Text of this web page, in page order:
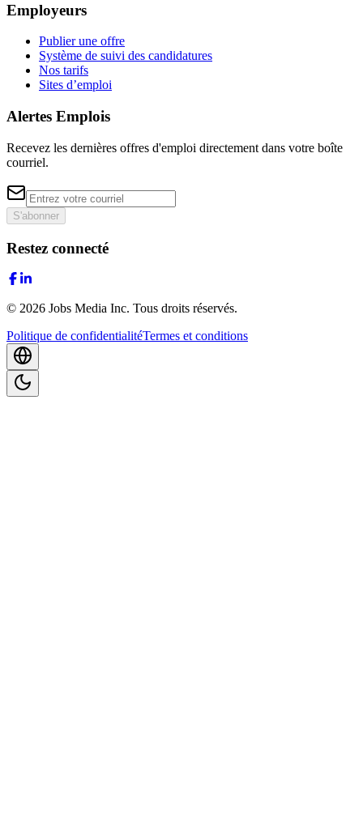
Employeurs
Publier une offre
Système de suivi des candidatures
Nos tarifs
Sites d’emploi
Alertes Emplois
Recevez les dernières offres d'emploi directement dans votre boîte
courriel.
S'abonner
Restez connecté
© 2026 Jobs Media Inc. Tous droits réservés.
Politique de confidentialitéTermes et conditions